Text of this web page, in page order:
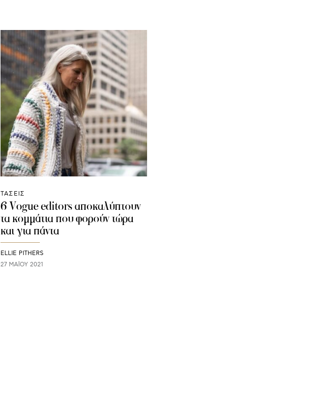
ΤΑΣΕΙΣ
6 Vogue editors αποκαλύπτουν
τα κομμάτια που φορούν τώρα
και για πάντα
ELLIE PITHERS
27 ΜΑΪ́ΟΥ 2021